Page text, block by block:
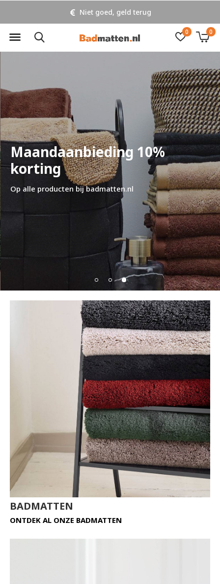
0 0
Niet goed, geld terug
Maandaanbieding 10%
korting
Op alle producten bij badmatten.nl
BADMATTEN
ONTDEK AL ONZE BADMATTEN